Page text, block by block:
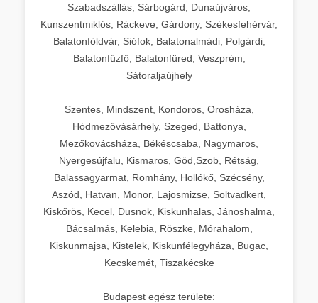
Szabadszállás, Sárbogárd, Dunaújváros,
Kunszentmiklós, Ráckeve, Gárdony, Székesfehérvár,
Balatonföldvár, Siófok, Balatonalmádi, Polgárdi,
Balatonfűzfő, Balatonfüred, Veszprém,
Sátoraljaújhely
Szentes, Mindszent, Kondoros, Orosháza,
Hódmezővásárhely, Szeged, Battonya,
Mezőkovácsháza, Békéscsaba, Nagymaros,
Nyergesújfalu, Kismaros, Göd,Szob, Rétság,
Balassagyarmat, Romhány, Hollókő, Szécsény,
Aszód, Hatvan, Monor, Lajosmizse, Soltvadkert,
Kiskőrös, Kecel, Dusnok, Kiskunhalas, Jánoshalma,
Bácsalmás, Kelebia, Röszke, Mórahalom,
Kiskunmajsa, Kistelek, Kiskunfélegyháza, Bugac,
Kecskemét, Tiszakécske
Budapest egész területe: